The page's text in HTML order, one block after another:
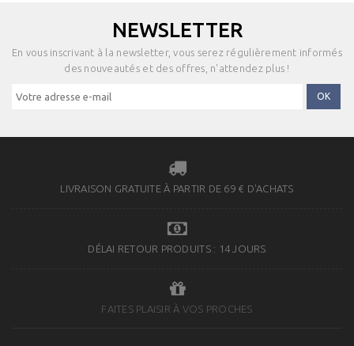
NEWSLETTER
En vous inscrivant à la newsletter, vous serez régulièrement informés
des nouveautés et des offres, n'attendez plus !
LIVRAISON GRATUITE À PARTIR DE 69 € D'ACHATS
DÉLAI RETOUR PRODUITS : 14 JOURS
FAITES PLAISIR À VOS PROCHES